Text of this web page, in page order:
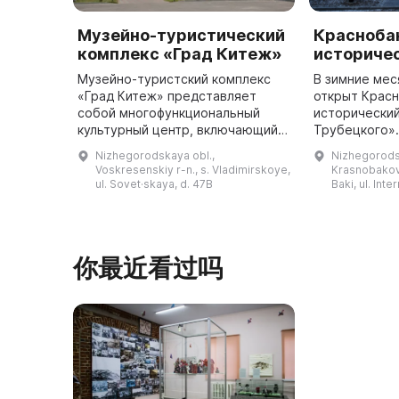
Музейно-туристический
комплекс «Град Китеж»
Музейно-туристский комплекс
«Град Китеж» представляет
собой многофункциональный
культурный центр, включающий в
постановок различных
драматических спектаклей,
Nizhegorodskaya obl.,
Voskresenskiy r-n., s. Vladimirskoye,
ul. Sovet·skaya, d. 47B
В зимние
открыт
Трубецкому
усадьбой.
Baki, ul.
你最近看过吗